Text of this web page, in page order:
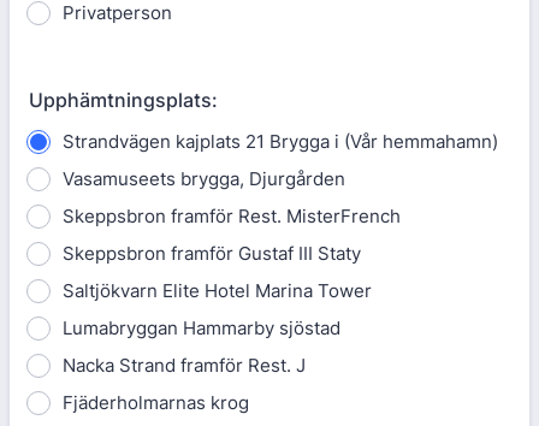
Privatperson
Upphämtningsplats:
Strandvägen kajplats 21 Brygga i (Vår hemmahamn)
Vasamuseets brygga, Djurgården
Skeppsbron framför Rest. MisterFrench
Skeppsbron framför Gustaf III Staty
Saltjökvarn Elite Hotel Marina Tower
Lumabryggan Hammarby sjöstad
Nacka Strand framför Rest. J
Fjäderholmarnas krog